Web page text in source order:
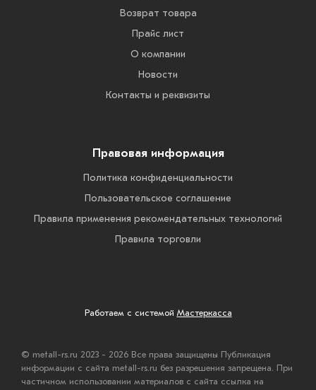
Возврат товара
Прайс лист
О компании
Новости
Контакты и реквизиты
Правовая информация
Политика конфиденциальности
Пользовательское соглашение
Правила применения рекомендательных технологий
Правила торговли
Работаем с системой Мастеркасса
© metall-rs.ru 2023 - 2026 Все права защищены Публикация
информации с сайта metall-rs.ru без разрешения запрещена. При
частичном использовании материалов с сайта ссылка на